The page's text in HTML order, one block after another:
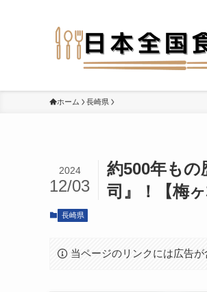
ホーム 長崎県
約500年もの
司』！【梅
2024
12/03
長崎県
当ページのリンクには広告が